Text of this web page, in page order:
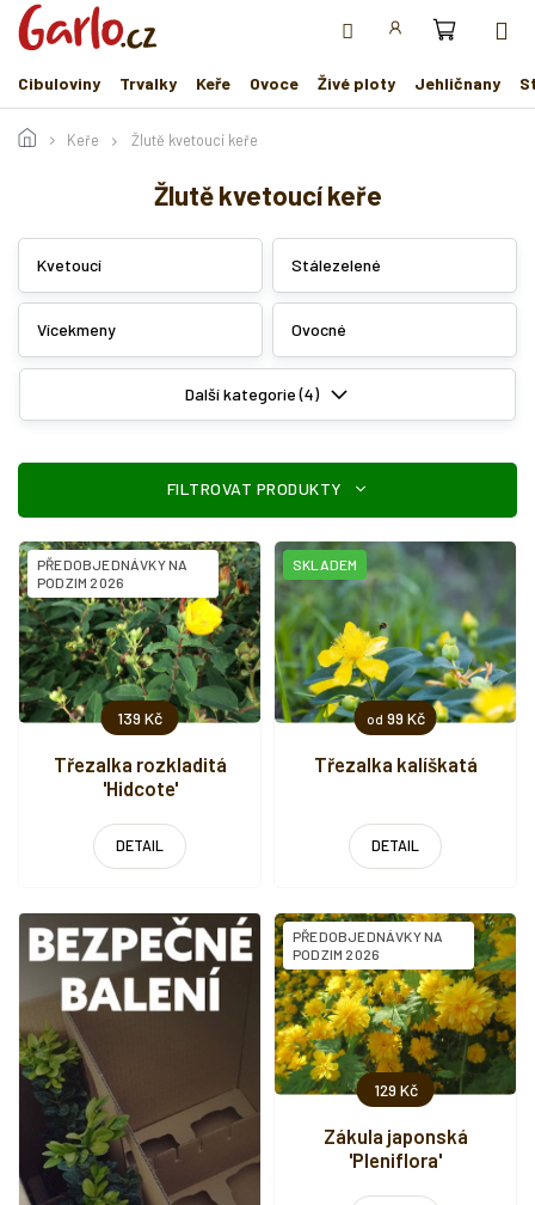
Přejít
obsah
Cibuloviny
Trvalky Keře Ovoce Živé ploty Jehličnany
Keře Žlutě kvetoucí keře
Žlutě kvetoucí keře
Kvetoucí Stálezelené
Vícekmeny Ovocné
Další kategorie (4)
V
p
i
s
p
r
o
d
u
139 Kč
Třezalka rozkladitá
'Hidcote'
PŘEDOBJEDNÁVKY NA
PODZIM 2026
DETAIL
od 99 Kč
Třezalka kalíškatá
SKLADEM
DETAIL
129 Kč
Zákula japonská
'Pleniflora'
PŘEDOBJEDNÁVKY NA
PODZIM 2026